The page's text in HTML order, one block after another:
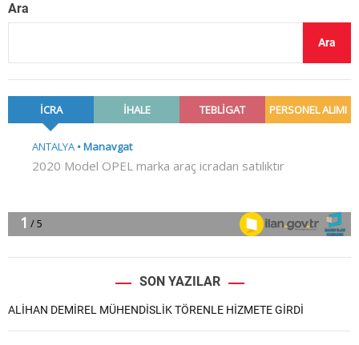
Ara
Ara
SON YAZILAR
ALİHAN DEMİREL MÜHENDİSLİK TÖRENLE HİZMETE GİRDİ